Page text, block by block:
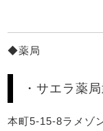
◆薬局
・サエラ薬
本町5-15-8ラメゾ